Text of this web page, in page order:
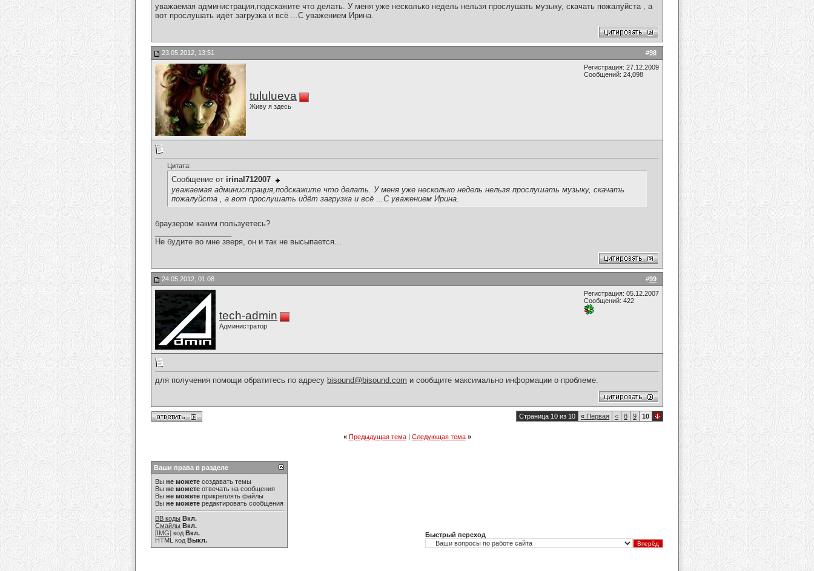
уважаемая администрация,подскажите что делать. У меня уже несколько недель нельзя прослушать музыку, скачать пожалуйста , а
вот прослушать идёт загрузка и всё ...С уважением Ирина.
#98
23.05.2012, 13:51
tululueva
Живу я здесь
Регистрация: 27.12.2009
Сообщений: 24,098
Цитата:
Сообщение от irinal712007
уважаемая администрация,подскажите что делать. У меня уже несколько недель нельзя прослушать музыку, скачать
пожалуйста , а вот прослушать идёт загрузка и всё ...С уважением Ирина.
браузером каким пользуетесь?
Не будите во мне зверя, он и так не высыпается...
#99
24.05.2012, 01:08
tech-admin
Администратор
Регистрация: 05.12.2007
Сообщений: 422
для получения помощи обратитесь по адресу bisound@bisound.com и сообщите максимально информации о проблеме.
Страница 10 из 10 « Первая < 8 9 10
« Предыдущая тема| Следующая тема »
Ваши права в разделе
Вы не можете создавать темы
Вы не можете отвечать на сообщения
Вы не можете прикреплять файлы
Вы не можете редактировать сообщения
BB коды Вкл.
Смайлы Вкл.
[IMG] код Вкл.
HTML код Выкл.
Быстрый переход